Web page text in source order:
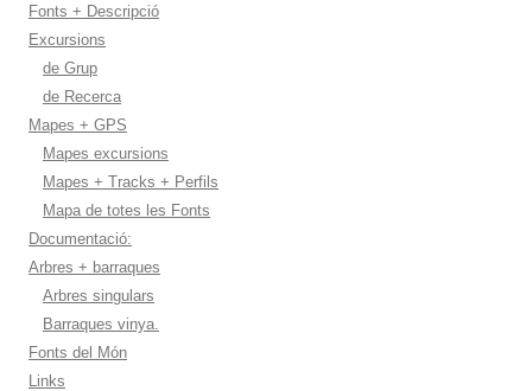
Fonts + Descripció
Excursions
de Grup
de Recerca
Mapes + GPS
Mapes excursions
Mapes + Tracks + Perfils
Mapa de totes les Fonts
Documentació:
Arbres + barraques
Arbres singulars
Barraques vinya.
Fonts del Món
Links